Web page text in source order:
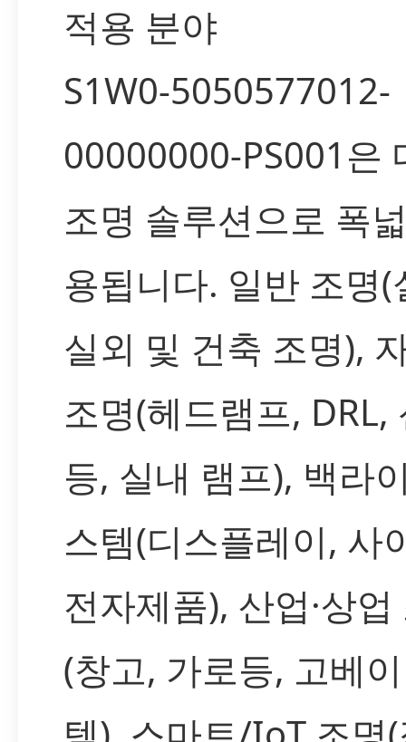
적용 분야
S1W0-5050577012-
00000000-PS001은
조명 솔루션으로 폭
용됩니다. 일반 조명(
실외 및 건축 조명),
조명(헤드램프, DRL,
등, 실내 램프), 백라
스템(디스플레이, 사
전자제품), 산업·상
(창고, 가로등, 고베